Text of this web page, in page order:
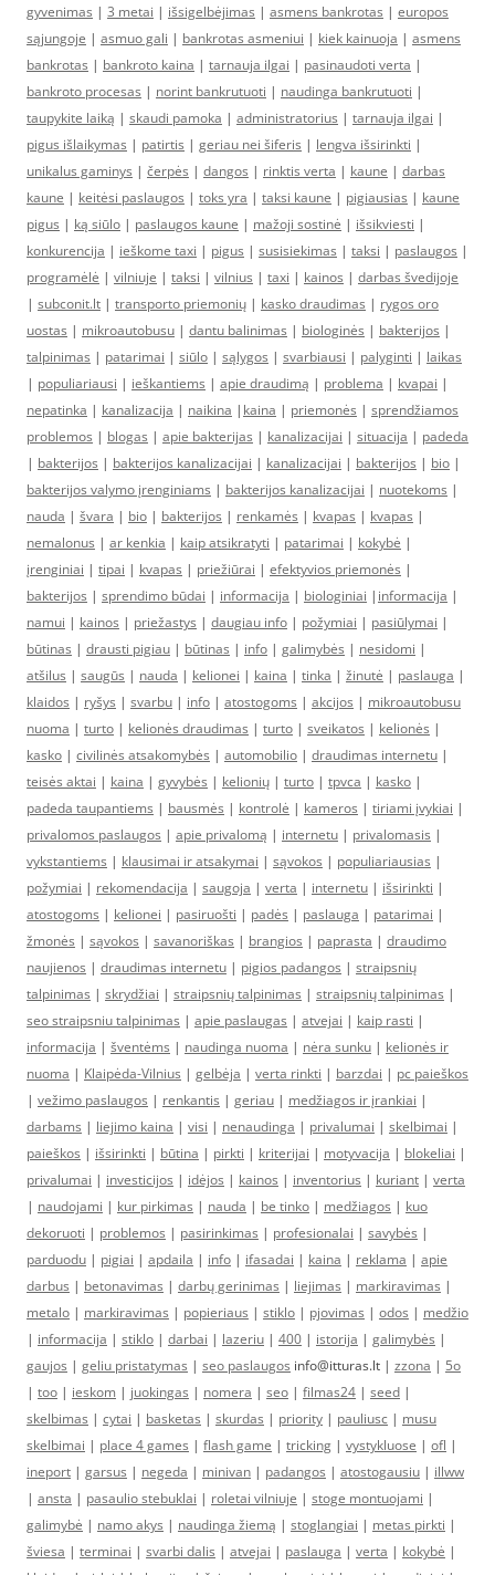
gyvenimas | 3 metai | išsigelbėjimas | asmens bankrotas | europos
sąjungoje | asmuo gali | bankrotas asmeniui | kiek kainuoja | asmens
bankrotas | bankroto kaina | tarnauja ilgai | pasinaudoti verta |
bankroto procesas | norint bankrutuoti | naudinga bankrutuoti |
taupykite laiką | skaudi pamoka | administratorius | tarnauja ilgai |
pigus išlaikymas | patirtis | geriau nei šiferis | lengva išsirinkti |
unikalus gaminys | čerpės | dangos | rinktis verta | kaune | darbas
kaune | keitėsi paslaugos | toks yra | taksi kaune | pigiausias | kaune
pigus | ką siūlo | paslaugos kaune | mažoji sostinė | išsikviesti |
konkurencija | ieškome taxi | pigus | susisiekimas | taksi | paslaugos |
programėlė | vilniuje | taksi | vilnius | taxi | kainos | darbas švedijoje
| subconit.lt | transporto priemonių | kasko draudimas | rygos oro
uostas | mikroautobusu | dantu balinimas | biologinės | bakterijos |
talpinimas | patarimai | siūlo | sąlygos | svarbiausi | palyginti | laikas
| populiariausi | ieškantiems | apie draudimą | problema | kvapai |
nepatinka | kanalizacija | naikina | kaina | priemonės | sprendžiamos
problemos | blogas | apie bakterijas | kanalizacijai | situacija | padeda
| bakterijos | bakterijos kanalizacijai | kanalizacijai | bakterijos | bio |
bakterijos valymo įrenginiams | bakterijos kanalizacijai | nuotekoms |
nauda | švara | bio | bakterijos | renkamės | kvapas | kvapas |
nemalonus | ar kenkia | kaip atsikratyti | patarimai | kokybė |
įrenginiai | tipai | kvapas | priežiūrai | efektyvios priemonės |
bakterijos | sprendimo būdai | informacija | biologiniai | informacija |
namui | kainos | priežastys | daugiau info | požymiai | pasiūlymai |
būtinas | drausti pigiau | būtinas | info | galimybės | nesidomi |
atšilus | saugūs | nauda | kelionei | kaina | tinka | žinutė | paslauga |
klaidos | ryšys | svarbu | info | atostogoms | akcijos | mikroautobusu
nuoma | turto | kelionės draudimas | turto | sveikatos | kelionės |
kasko | civilinės atsakomybės | automobilio | draudimas internetu |
teisės aktai | kaina | gyvybės | kelionių | turto | tpvca | kasko |
padeda taupantiems | bausmės | kontrolė | kameros | tiriami įvykiai |
privalomos paslaugos | apie privalomą | internetu | privalomasis |
vykstantiems | klausimai ir atsakymai | sąvokos | populiariausias |
požymiai | rekomendacija | saugoja | verta | internetu | išsirinkti |
atostogoms | kelionei | pasiruošti | padės | paslauga | patarimai |
žmonės | sąvokos | savanoriškas | brangios | paprasta | draudimo
naujienos | draudimas internetu | pigios padangos | straipsnių
talpinimas | skrydžiai | straipsnių talpinimas | straipsnių talpinimas |
seo straipsniu talpinimas | apie paslaugas | atvejai | kaip rasti |
informacija | šventėms | naudinga nuoma | nėra sunku | kelionės ir
nuoma | Klaipėda-Vilnius | gelbėja | verta rinkti | barzdai | pc paieškos
| vežimo paslaugos | renkantis | geriau | medžiagos ir įrankiai |
darbams | liejimo kaina | visi | nenaudinga | privalumai | skelbimai |
paieškos | išsirinkti | būtina | pirkti | kriterijai | motyvacija | blokeliai |
privalumai | investicijos | idėjos | kainos | inventorius | kuriant | verta
| naudojami | kur pirkimas | nauda | be tinko | medžiagos | kuo
dekoruoti | problemos | pasirinkimas | profesionalai | savybės |
parduodu | pigiai | apdaila | info | ifasadai | kaina | reklama | apie
darbus | betonavimas | darbų gerinimas | liejimas | markiravimas |
metalo | markiravimas | popieriaus | stiklo | pjovimas | odos | medžio
| informacija | stiklo | darbai | lazeriu | 400 | istorija | galimybės |
gaujos | geliu pristatymas | seo paslaugos info@itturas.lt | zzona | 5o
| too | ieskom | juokingas | nomera | seo | filmas24 | seed |
skelbimas | cytai | basketas | skurdas | priority | pauliusc | musu
skelbimai | place 4 games | flash game | tricking | vystykluose | ofl |
ineport | garsus | negeda | minivan | padangos | atostogausiu | illww
| ansta | pasaulio stebuklai | roletai vilniuje | stoge montuojami |
galimybė | namo akys | naudinga žiemą | stoglangiai | metas pirkti |
šviesa | terminai | svarbi dalis | atvejai | paslauga | verta | kokybė |